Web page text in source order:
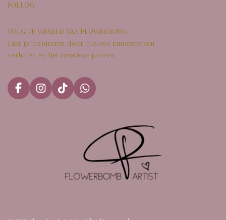
FOLLOW
VOLG DE WERELD VAN FLOWERBOMB
Laat je inspireren door nieuwe kunstwerken,
verhalen en het creatieve proces.
F
a
I
n
T
i
W
h
A
p
p